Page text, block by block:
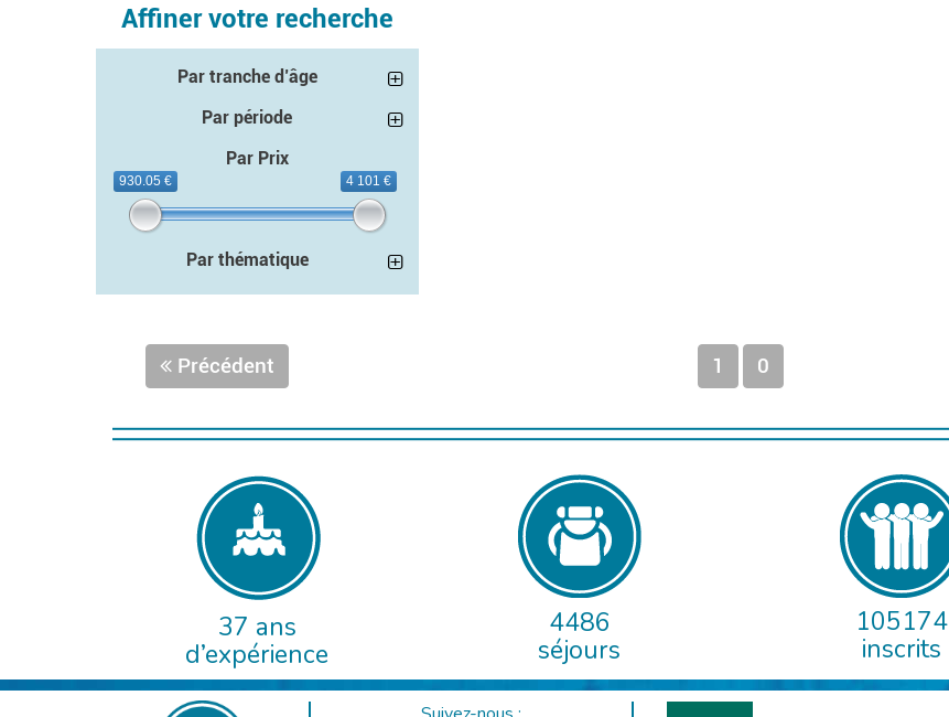
Affiner votre recherche
Par tranche d’âge
Par période
Par Prix
930.05 € 4 101 €
Par thématique
Précédent 1 0
37 ans
d’expérience
4486
séjours
105174
inscrits